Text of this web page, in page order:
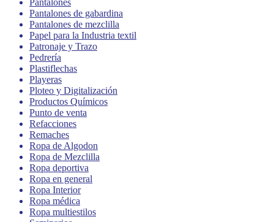
Pantalones de gabardina
Pantalones de mezclilla
Papel para la Industria textil
Patronaje y Trazo
Pedrería
Plastiflechas
Playeras
Ploteo y Digitalización
Productos Químicos
Punto de venta
Refacciones
Remaches
Ropa de Algodon
Ropa de Mezclilla
Ropa deportiva
Ropa en general
Ropa Interior
Ropa médica
Ropa multiestilos